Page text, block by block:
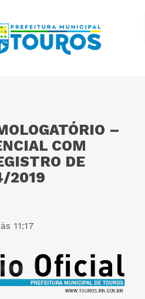
–
COM
DE
2019
11:17